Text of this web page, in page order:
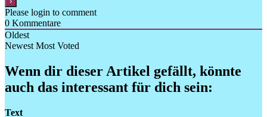
Please login to comment
0 Kommentare
Oldest
Newest Most Voted
Wenn dir dieser Artikel gefällt, könnte
auch das interessant für dich sein:
Text